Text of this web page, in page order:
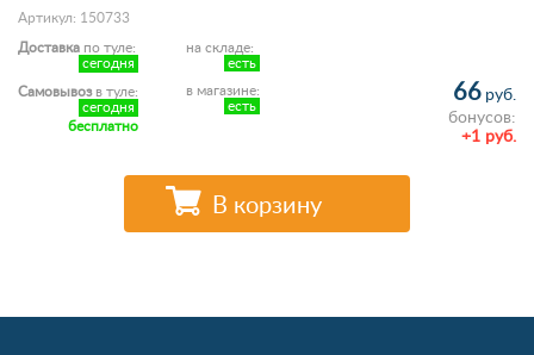
Артикул: 150733
на складе:
есть
в магазине:
есть
Доставка по туле:
сегодня
Самовывозв туле:
сегодня
бесплатно
66 руб.
бонусов:
+1 руб.
В корзину